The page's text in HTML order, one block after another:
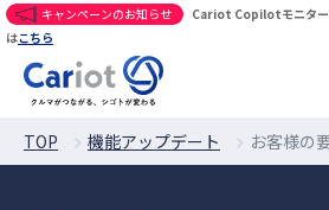
キャンペーンのお知らせ
Cariot Copilotモニター
はこちら
TOP 機能アップデート お客様の要望か